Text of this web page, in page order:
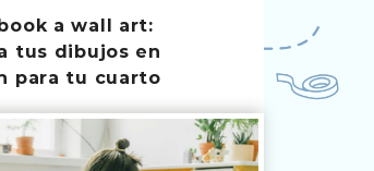
a wall art:
tus dibujos en
para tu cuarto